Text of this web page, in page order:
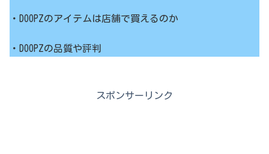
・DOOPZのアイテムは店舗で買えるのか
・DOOPZの品質や評判
スポンサーリンク